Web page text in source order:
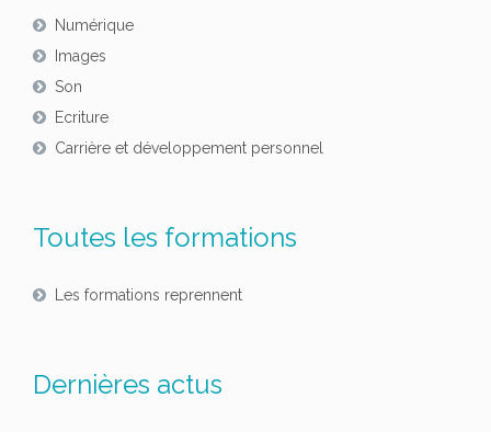
Numérique
Images
Son
Ecriture
Carrière et développement personnel
Toutes les formations
Les formations reprennent
Dernières actus